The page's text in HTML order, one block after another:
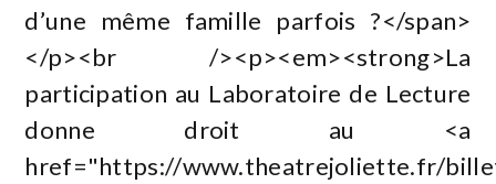
d’une même famille parfois ?</span>
</p><br /><p><em><strong>La
participation au Laboratoire de Lecture
donne droit au <a
href="https://www.theatrejoliette.fr/